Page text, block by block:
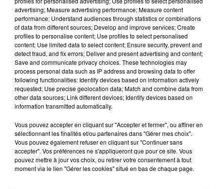
Colasqui, récupérant une passe de Martin Rossignol,
avait ouvert le score.
REIMS, PUIS LAVAL
Voilà donc Le Mans FC -provisoirement ?- sur le
podium de la Ligue 2 :"La promesse d’une fin de
saison passionnante !"commente le club sur son site
web. Prochaines étapes ? En championnat, ce serala
venue des voisins du Stade Lavalloisle 7 février,
mardi 3 février à Reims!
advertising; Measure advertising performance; Measure content
performance; Understand audiences through statistics or combinations
of data from different sources; Develop and improve services; Create
profiles to personalise content; Use profiles to select personalised
content; Use limited data to select content; Ensure security, prevent and
detect fraud, and fix errors; Deliver and present advertising and content;
Save and communicate privacy choices. These technologies may
process personal data such as IP address and browsing data to offer
following functionalities: Identify devices based on information actively
requested; Use precise geolocation data; Match and combine data from
other data sources; Link different devices; Identify devices based on
information transmitted automatically.
Vous pouvez accepter en cliquant sur "Accepter et fermer", ou affiner en
sélectionnant les finalités et/ou partenaires dans "Gérer mes choix".
Vous pouvez également refuser en cliquant sur "Continuer sans
accepter". Vos préférences ne s'appliqueront que pour ce site. Vous
pouvez mettre à jour vos choix, ou retirer votre consentement à tout
moment via le lien "Gérer les cookies" situé en bas de chaque page.